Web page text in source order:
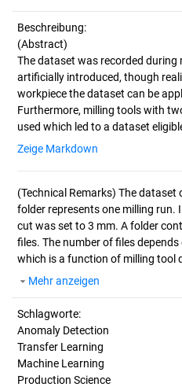
Beschreibung:
(Abstract)
The dataset was recorded during
artificially introduced, though
workpiece the dataset can be
Furthermore, milling tools with
Zeige Markdown
(Technical Remarks) The dataset
folder represents one milling run.
cut was set to 3 mm. A folder
files. The number of files
which is a function of milling tool
Mehr anzeigen
Schlagworte:
Anomaly Detection
Transfer Learning
Machine Learning
Production Science